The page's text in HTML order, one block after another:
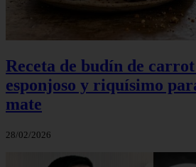
Receta de budín de
esponjoso y riquísimo
mate
28/02/2026